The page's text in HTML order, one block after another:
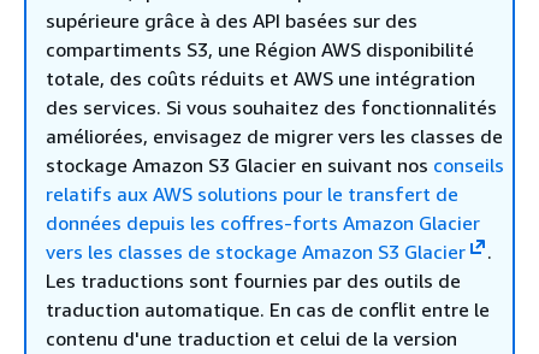
supérieure grâce à des API basées sur des
compartiments S3, une Région AWS disponibilité
totale, des coûts réduits et AWS une intégration
des services. Si vous souhaitez des fonctionnalités
améliorées, envisagez de migrer vers les classes de
stockage Amazon S3 Glacier en suivant nos conseils
relatifs aux AWS solutions pour le transfert de
données depuis les coffres-forts Amazon Glacier
vers les classes de stockage Amazon S3 Glacier
.
Les traductions sont fournies par des outils de
traduction automatique. En cas de conflit entre le
contenu d'une traduction et celui de la version